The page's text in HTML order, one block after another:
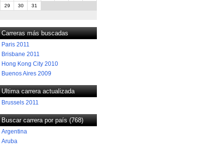
29
30 31
Carreras más buscadas
Paris 2011
Brisbane 2011
Hong Kong City 2010
Buenos Aires 2009
Ultima carrera actualizada
Brussels 2011
Buscar carrera por país (768)
Argentina
Aruba